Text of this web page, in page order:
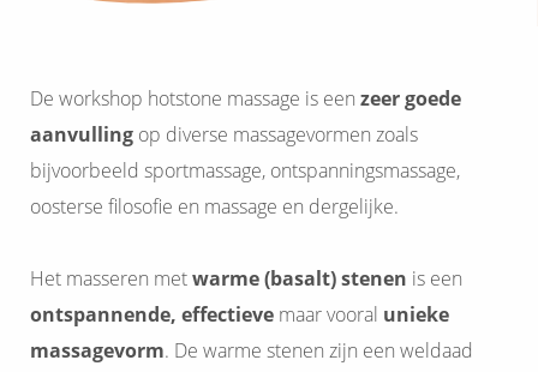
De workshop hotstone massage is een zeer goede
aanvulling op diverse massagevormen zoals
bijvoorbeeld sportmassage, ontspanningsmassage,
oosterse filosofie en massage en dergelijke.
Het masseren metwarme (basalt) stenen is een
ontspannende, effectieve maar vooral unieke
massagevorm. De warme stenen zijn een weldaad